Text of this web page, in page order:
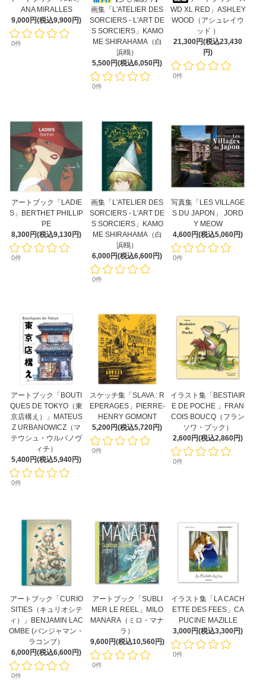
ANA MIRALLES
9,000円(税込9,900円)
0件
画集「L'ATELIER DES
SORCIERS - L'ART DE
S SORCIERS」KAMO
ME SHIRAHAMA（白
浜鴎）
5,500円(税込6,050円)
0件
WD XL RED」ASHLEY
WOOD（アシュレイウ
ッド ）
21,300円(税込23,430
円)
0件
アートブック「LADIE
S」BERTHET PHILLIP
PE
8,300円(税込9,130円)
0件
画集「L'ATELIER DES
SORCIERS - L'ART DE
S SORCIERS」KAMO
ME SHIRAHAMA（白
浜鴎）
6,000円(税込6,600円)
0件
写真集「LES VILLAGE
S DU JAPON」 JORD
Y MEOW
4,600円(税込5,060円)
0件
アートブック「BOUTI
QUES DE TOKYO（東
京店構え）」MATEUS
Z URBANOWICZ（マ
テウシュ・ウルバノヴ
ィチ）
5,400円(税込5,940円)
0件
スケッチ集「SLAVA : R
EPERAGES」PIERRE-
HENRY GOMONT
5,200円(税込5,720円)
0件
イラスト集「BESTIAIR
E DE POCHE 」FRAN
COIS BOUCQ（フラン
ソワ・ブック）
2,600円(税込2,860円)
0件
アートブック「CURIO
SITIES（キュリオシテ
ィ）」BENJAMIN LAC
OMBE (バンジャマン・
ラコンブ）
6,000円(税込6,600円)
0件
アートブック「SUBLI
MER LE REEL」MILO
MANARA（ミロ・マナ
ラ）
9,600円(税込10,560円)
0件
イラスト集「LA CACH
ETTE DES FEES」CA
PUCINE MAZILLE
3,000円(税込3,300円)
0件